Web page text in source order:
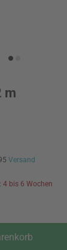
m
Versand
4 bis 6 Wochen